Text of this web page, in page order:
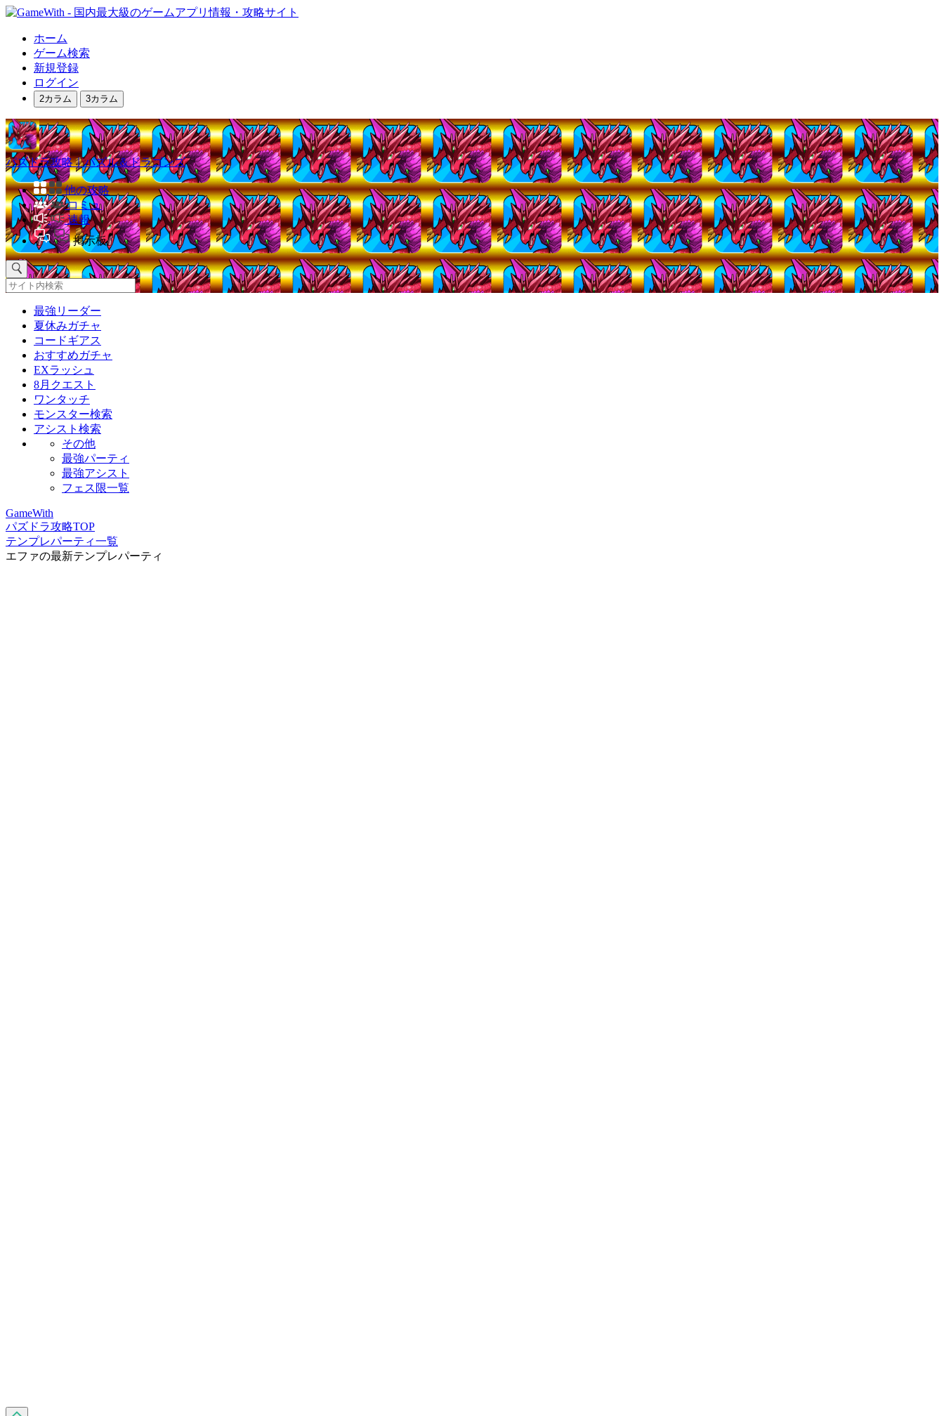
ホーム
ゲーム検索
新規登録
ログイン
2カラム 3カラム
パズドラ攻略｜パズル＆ドラゴンズ
他の攻略
コミュ
速報
掲示板
最強リーダー
夏休みガチャ
コードギアス
おすすめガチャ
EXラッシュ
8月クエスト
ワンタッチ
モンスター検索
アシスト検索
その他
最強パーティ
最強アシスト
フェス限一覧
GameWith
パズドラ攻略TOP
テンプレパーティ一覧
エファの最新テンプレパーティ